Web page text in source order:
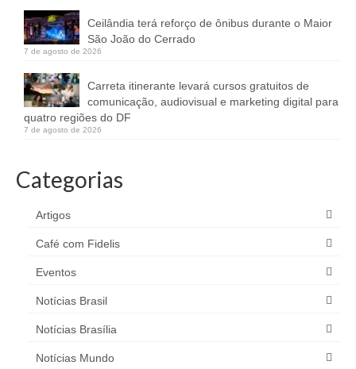
Ceilândia terá reforço de ônibus durante o Maior
São João do Cerrado
7 de agosto de 2026
Carreta itinerante levará cursos gratuitos de
comunicação, audiovisual e marketing digital para
quatro regiões do DF
7 de agosto de 2026
Categorias
Artigos
Café com Fidelis
Eventos
Notícias Brasil
Notícias Brasília
Notícias Mundo